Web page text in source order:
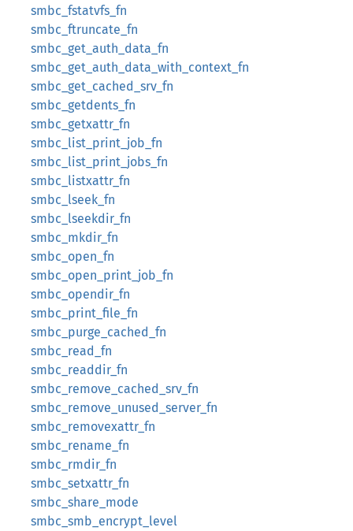
smbc_fstatvfs_fn
smbc_ftruncate_fn
smbc_get_auth_data_fn
smbc_get_auth_data_with_context_fn
smbc_get_cached_srv_fn
smbc_getdents_fn
smbc_getxattr_fn
smbc_list_print_job_fn
smbc_list_print_jobs_fn
smbc_listxattr_fn
smbc_lseek_fn
smbc_lseekdir_fn
smbc_mkdir_fn
smbc_open_fn
smbc_open_print_job_fn
smbc_opendir_fn
smbc_print_file_fn
smbc_purge_cached_fn
smbc_read_fn
smbc_readdir_fn
smbc_remove_cached_srv_fn
smbc_remove_unused_server_fn
smbc_removexattr_fn
smbc_rename_fn
smbc_rmdir_fn
smbc_setxattr_fn
smbc_share_mode
smbc_smb_encrypt_level